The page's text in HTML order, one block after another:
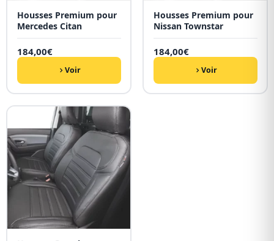
Housses Premium pour
Mercedes Citan
184,00€
Voir
Housses Premium pour
Nissan Townstar
184,00€
Voir